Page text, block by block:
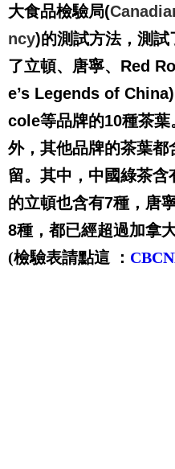
大食品檢驗局(
ncy)的測試方法，測
了立頓、唐寧、 Red
e’s Legends of China)
cole等品牌的10種茶葉
外，其他品牌的茶葉都
留。其中，中國綠茶含
的立頓也含有7種，唐
8種，都已經超過加拿
(檢驗表請點這 ：